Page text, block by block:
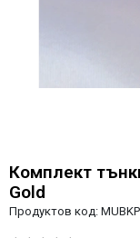
Комплект
Gold
Продуктов код: